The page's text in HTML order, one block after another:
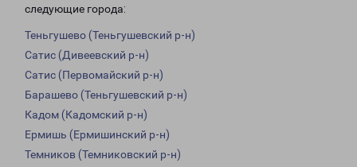
следующие города:
Теньгушево (Теньгушевский р-н)
Сатис (Дивеевский р-н)
Сатис (Первомайский р-н)
Барашево (Теньгушевский р-н)
Кадом (Кадомский р-н)
Ермишь (Ермишинский р-н)
Темников (Темниковский р-н)